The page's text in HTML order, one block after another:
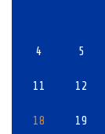
4 5
11 12
18 19